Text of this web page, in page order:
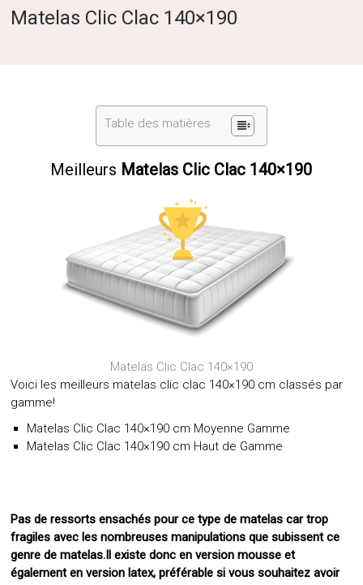
Matelas Clic Clac 140×190
Table des matières
Meilleurs Matelas Clic Clac 140×190
Matelas Clic Clac 140×190
Voici les meilleurs matelas clic clac 140×190 cm classés par
gamme!
Matelas Clic Clac 140×190 cm Moyenne Gamme
Matelas Clic Clac 140×190 cm Haut de Gamme
Pas de ressorts ensachés pour ce type de matelas car trop
fragiles avec les nombreuses manipulations que subissent ce
genre de matelas.Il existe donc en version mousse et
également en version latex, préférable si vous souhaitez avoir